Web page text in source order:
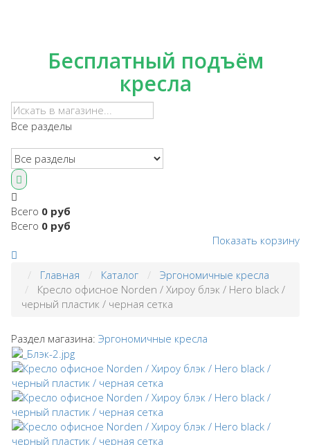
Бесплатный подъём
кресла
Все разделы
Всего 0 руб
Всего 0 руб
Показать корзину
Главная Каталог
Эргономичные кресла
Кресло офисное Norden / Хироу блэк / Hero black /
черный пластик / черная сетка
Раздел магазина: Эргономичные кресла